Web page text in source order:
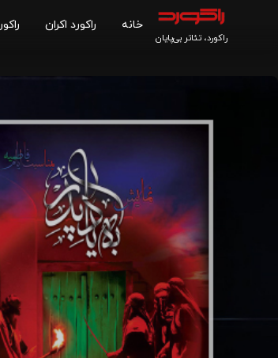
راکورد، تئاتر بی‌پایان
خانه راکورد اکران